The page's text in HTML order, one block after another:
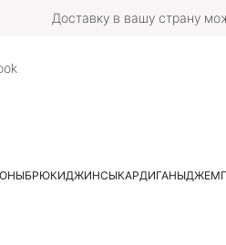
Доставку в вашу страну
БРЮКИДЖИНСЫКАРДИГАНЫ